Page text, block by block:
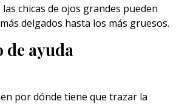
chicas de ojos grandes pueden
delgados hasta los más gruesos.
de ayuda
por dónde tiene que trazar la